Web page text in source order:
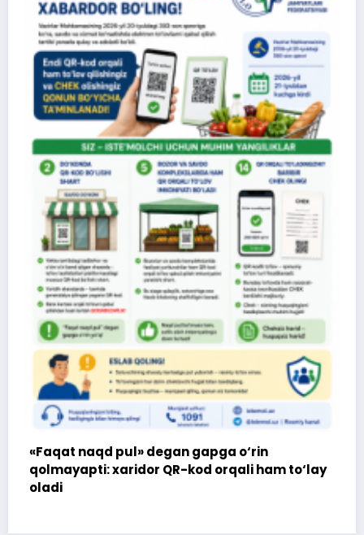
o‘rin
orqali ham to‘lay
Xaridormisiz yoki iste’molchi?
O‘zbekiston iste’molchilar huquqlarini himoya qilish
birlashmasi
Farg‘ona shahri, B.Marg‘inoniy ko‘chasi 77-uy